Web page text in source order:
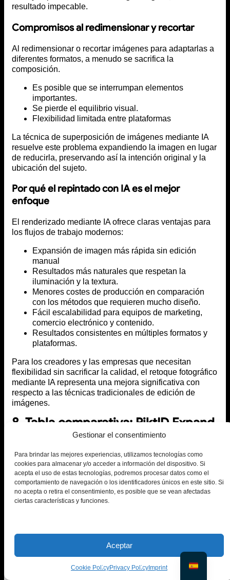
Gestionar el consentimiento
Para brindar las mejores experiencias, utilizamos tecnologías como
cookies para almacenar y/o acceder a información del dispositivo. Si
acepta el uso de estas tecnologías, podremos procesar datos como el
comportamiento de navegación o los identificadores únicos en este sitio. Si
no acepta o retira el consentimiento, es posible que se vean afectadas
ciertas características y funciones.
Aceptar
Cookie PolicyPrivacy Policy Imprint
resultado impecable.
Compromisos al redimensionar y recortar
Al redimensionar o recortar imágenes para adaptarlas a
diferentes formatos, a menudo se sacrifica la
composición.
Es posible que se interrumpan elementos
importantes.
Se pierde el equilibrio visual.
Flexibilidad limitada entre plataformas
La técnica de superposición de imágenes mediante IA
resuelve este problema expandiendo la imagen en lugar
de reducirla, preservando así la intención original y la
ubicación del sujeto.
Por qué el repintado con IA es el mejor
enfoque
El renderizado mediante IA ofrece claras ventajas para
los flujos de trabajo modernos:
Expansión de imagen más rápida sin edición
manual
Resultados más naturales que respetan la
iluminación y la textura.
Menores costes de producción en comparación
con los métodos que requieren mucho diseño.
Fácil escalabilidad para equipos de marketing,
comercio electrónico y contenido.
Resultados consistentes en múltiples formatos y
plataformas.
Para los creadores y las empresas que necesitan
flexibilidad sin sacrificar la calidad, el retoque fotográfico
mediante IA representa una mejora significativa con
respecto a las técnicas tradicionales de edición de
imágenes.
8. Tabla comparativa: PiktID Expand
frente a otras herramientas de
mediante IA